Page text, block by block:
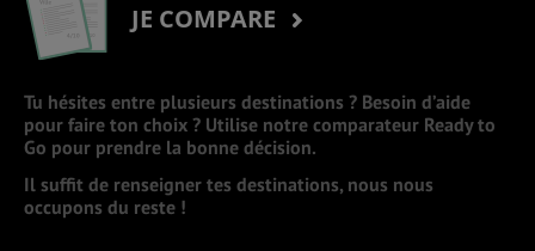
JE COMPARE
Tu hésites entre plusieurs destinations ? Besoin d’aide
pour faire ton choix ? Utilise notre comparateur Ready to
Go pour prendre la bonne décision.
Il suffit de renseigner tes destinations, nous nous
occupons du reste !